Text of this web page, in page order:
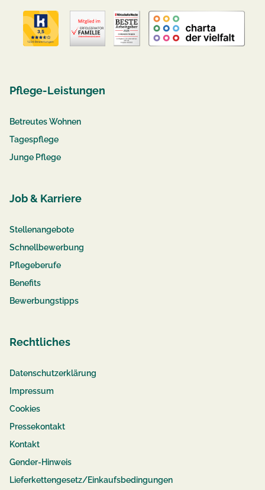
Pflege-Leistungen
Betreutes Wohnen
Tagespflege
Junge Pflege
Job & Karriere
Stellenangebote
Schnellbewerbung
Pflegeberufe
Benefits
Bewerbungstipps
Rechtliches
Datenschutzerklärung
Impressum
Cookies
Pressekontakt
Kontakt
Gender-Hinweis
Lieferkettengesetz/Einkaufsbedingungen